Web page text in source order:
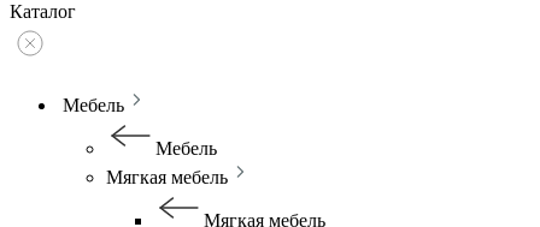
Каталог
Мебель
Мебель
Мягкая мебель
Мягкая мебель